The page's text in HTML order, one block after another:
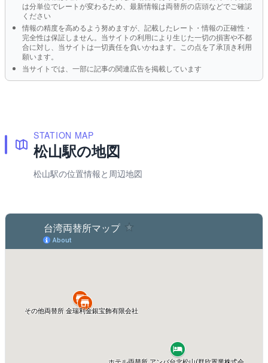
は分単位でレートが変わるため、最新情報は両替所の店頭などでご確認
ください
情報の精度を高めるよう努めますが、記載したレート・情報の正確性・
完全性は保証しません。当サイトの利用により生じた一切の損害や不都
合に対し、当サイトは一切責任を負いかねます。この点を了承頂き利用
願います。
当サイトでは、一部に記事の関連広告を掲載しています
STATION MAP
松山駅の地図
松山駅の位置情報と周辺地図